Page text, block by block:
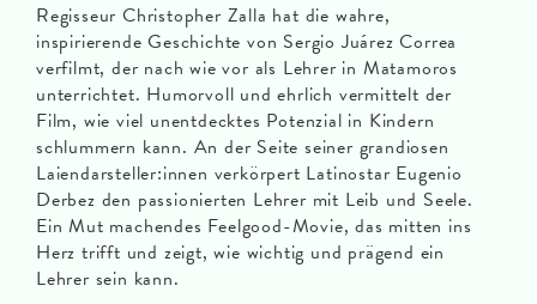
Regisseur Christopher Zalla hat die wahre,
inspirierende Geschichte von Sergio Juárez Correa
verfilmt, der nach wie vor als Lehrer in Matamoros
unterrichtet. Humorvoll und ehrlich vermittelt der
Film, wie viel unentdecktes Potenzial in Kindern
schlummern kann. An der Seite seiner grandiosen
Laiendarsteller:innen verkörpert Latinostar Eugenio
Derbez den passionierten Lehrer mit Leib und Seele.
Ein Mut machendes Feelgood-Movie, das mitten ins
Herz trifft und zeigt, wie wichtig und prägend ein
Lehrer sein kann.